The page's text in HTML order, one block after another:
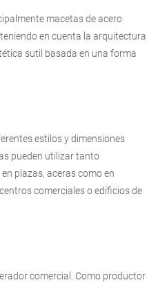
macetas de acero
en cuenta la arquitectura
sutil basada en una forma
estilos y dimensiones
pueden utilizar tanto
plazas, aceras como en
comerciales o edificios de
comercial. Como productor